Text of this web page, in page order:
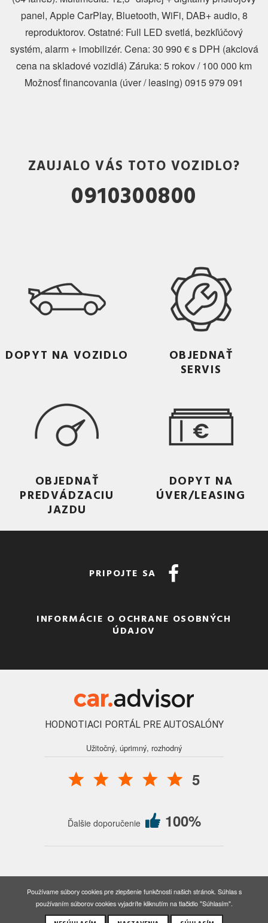
panel, Apple CarPlay, Bluetooth, WiFi, DAB+ audio, 8
reproduktorov. Ostatné: Full LED svetlá, bezkľúčový
systém, alarm + imobilizér. Cena: 30 990 € s DPH (akciová
cena na skladové vozidlá) Záruka: 5 rokov / 100 000 km
Možnosť financovania (úver / leasing) 0915 979 091
ZAUJALO VÁS TOTO VOZIDLO?
0910300800
DOPYT NA VOZIDLO
OBJEDNAŤ
SERVIS
OBJEDNAŤ
PREDVÁDZACIU
JAZDU
DOPYT NA
ÚVER/LEASING
PRIPOJTE SA
INFORMÁCIE O OCHRANE OSOBNÝCH
ÚDAJOV
HODNOTIACI PORTÁL PRE AUTOSALÓNY
Užitočný, úprimný, rozhodný
5
Ďalšie doporučenie 100%
Nastavenia cookies
Created by BORGweb, s.r.o. | Designed by Dsgn.sk
Používame súbory cookies pre zlepšenie funkčnosti našich stránok. Súhlas s
používaním súborov cookies vyjadríte kliknutím na tlačidlo "Súhlasím".